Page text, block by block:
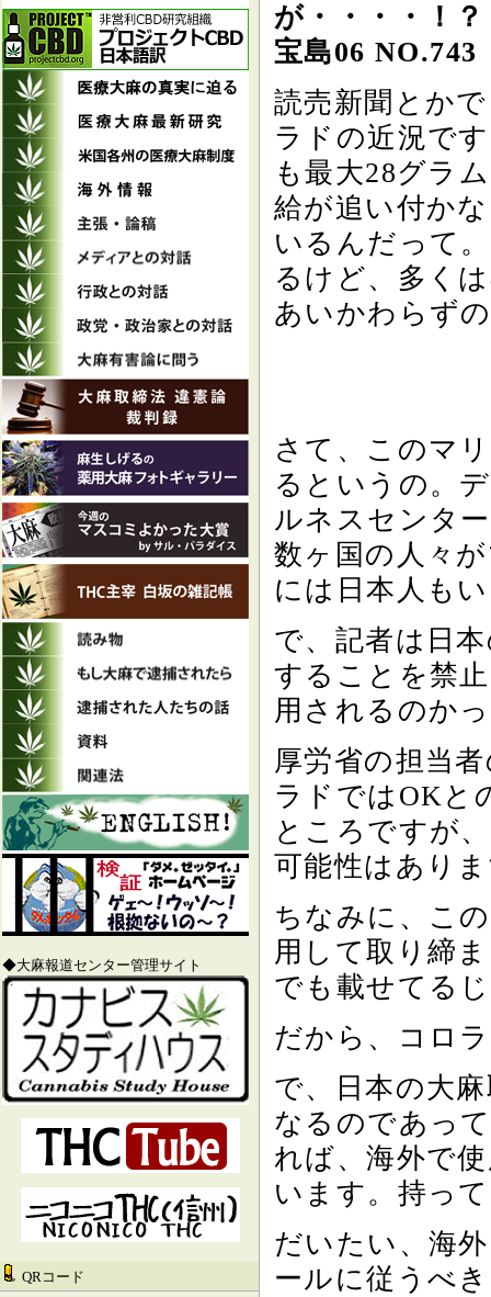
◆大麻報道センター管理サイト
QRコード
が・・・・！？
宝島06 NO.743
読売新聞とか
ラドの近況で
も最大28グラ
給が追い付か
いるんだって
るけど、多く
あいかわらず
さて、このマ
るというの。
ルネスセンタ
数ヶ国の人々
には日本人も
で、記者は日
することを禁
用されるのか
厚労省の担当
ラドではOKと
ところですが
可能性はあり
ちなみに、こ
用して取り締
でも載せてる
だから、コロ
で、日本の大
なるのであっ
れば、海外で
います。持っ
だいたい、海
ールに従うべ